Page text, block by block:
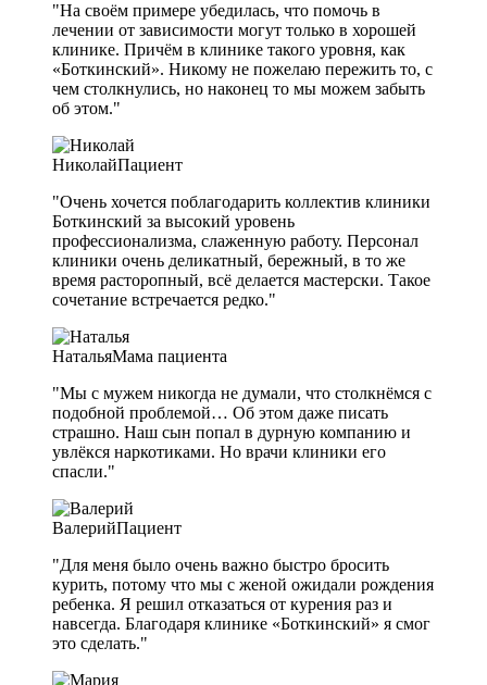
"На своём примере убедилась, что помочь в
лечении от зависимости могут только в хорошей
клинике. Причём в клинике такого уровня, как
«Боткинский». Никому не пожелаю пережить то, с
чем столкнулись, но наконец то мы можем забыть
об этом."
НиколайПациент
"Очень хочется поблагодарить коллектив клиники
Боткинский за высокий уровень
профессионализма, слаженную работу. Персонал
клиники очень деликатный, бережный, в то же
время расторопный, всё делается мастерски. Такое
сочетание встречается редко."
НатальяМама пациента
"Мы с мужем никогда не думали, что столкнёмся с
подобной проблемой… Об этом даже писать
страшно. Наш сын попал в дурную компанию и
увлёкся наркотиками. Но врачи клиники его
спасли."
ВалерийПациент
"Для меня было очень важно быстро бросить
курить, потому что мы с женой ожидали рождения
ребенка. Я решил отказаться от курения раз и
навсегда. Благодаря клинике «Боткинский» я смог
это сделать."